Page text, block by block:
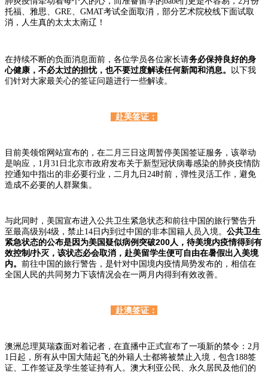
托福、雅思、GRE、GMAT考试全面取消，部分艺术院校线下面试取
消，人生真的太太太南辽！
在持续不断的负面消息面前，各位学员各位家长请务必保持良好的身
心健康，不必太过的担忧，也不要过度解读任何新闻和消息。
以下我
们针对大家最关心的签证问题进行一些解读。
赴美签证：
目前美领馆网站宣布的，在二月三日这周暂停美国签证服务，该举动
是响应，1月31日北京市政府发布关于新型冠状病毒感染的肺炎疫情防
控通知中指出的非必要行业，二月九日24时前，弹性灵活工作，避免
造成不必要的人群聚集。
与此同时，美国宣布进入公共卫生紧急状态和前往中国的旅行警告升
至最高级别4级，禁止14日内到过中国的非本国籍人员入境。 公共卫生
紧急状态的公布是因为美国疑似病例突破200人，待美境内疫情得到有
效控制/扑灭，该状态必会取消，赴美留学生便可自由在暑假出入美境
内。 前往中国的旅行警告，是针对中国境内疫情局势发布的，相信在
全国人民的共同努力下该情况会在一两月内得到有效改善。
赴澳签证：
澳洲总理莫瑞森面对着记者，在直播中正式宣布了一项新的禁令：2月
1日起，所有从中国大陆起飞的外籍人士都将被禁止入境，包含188签
证、工作签证及学生签证持有人。澳大利亚公民、永久居民及他们的